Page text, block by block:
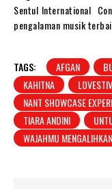
Sentul International
pengalaman musik
TAGS: AFGAN
KAHITNA
NANT SHOWCASE
TIARA ANDINI
WAJAHMU